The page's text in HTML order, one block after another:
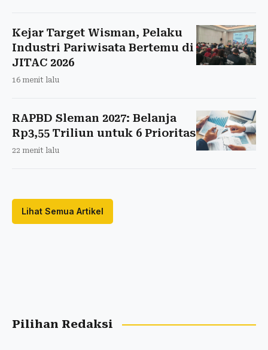
Kejar Target Wisman, Pelaku
Industri Pariwisata Bertemu di
JITAC 2026
16 menit lalu
RAPBD Sleman 2027: Belanja
Rp3,55 Triliun untuk 6 Prioritas
22 menit lalu
Lihat Semua Artikel
Pilihan Redaksi